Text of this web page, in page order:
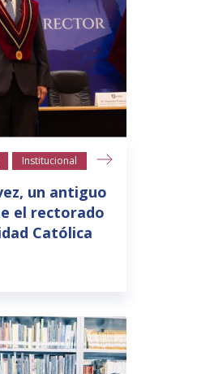
Institucional
un antiguo
el rectorado
Católica